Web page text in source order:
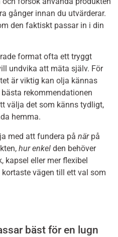
gånger innan du utvärderar.
den faktiskt passar in i din
format ofta ett tryggt
undvika att mäta själv. För
är viktig kan olja kännas
rekommendationen
välja det som känns tydligt,
hemma.
med att fundera pånärpå
hur enkel den behöver
kapsel eller mer flexibel
vägen till ett val som
bäst för en lugn